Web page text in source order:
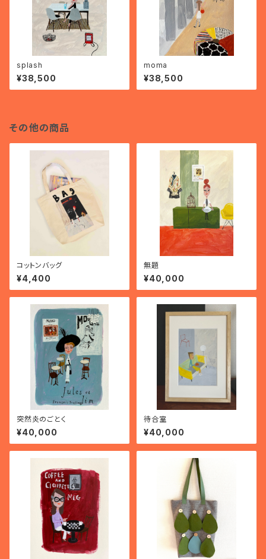
splash
¥38,500
moma
¥38,500
その他の商品
コットンバッグ
¥4,400
無題
¥40,000
突然炎のごとく
¥40,000
待合室
¥40,000